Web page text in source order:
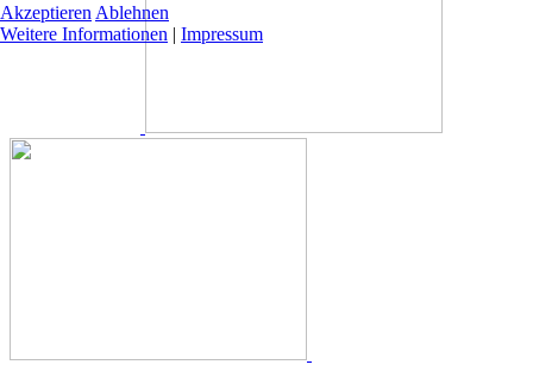
Akzeptieren Ablehnen
Weitere Informationen | Impressum